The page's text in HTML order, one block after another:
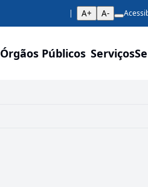
A+ A-
Órgãos Públicos Serviços